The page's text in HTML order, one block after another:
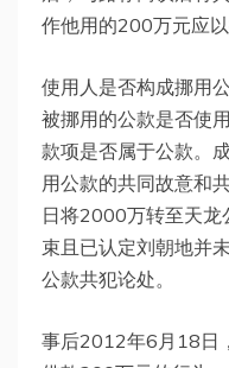
作他用的200万元应
使用人是否构成挪用
被挪用的公款是否使
款项是否属于公款。
用公款的共同故意和
日将2000万转至天龙
束且已认定刘朝地并
公款共犯论处。
事后2012年6月18日